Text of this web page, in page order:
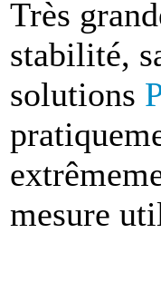
Très
stabilité,
solutions
mesure